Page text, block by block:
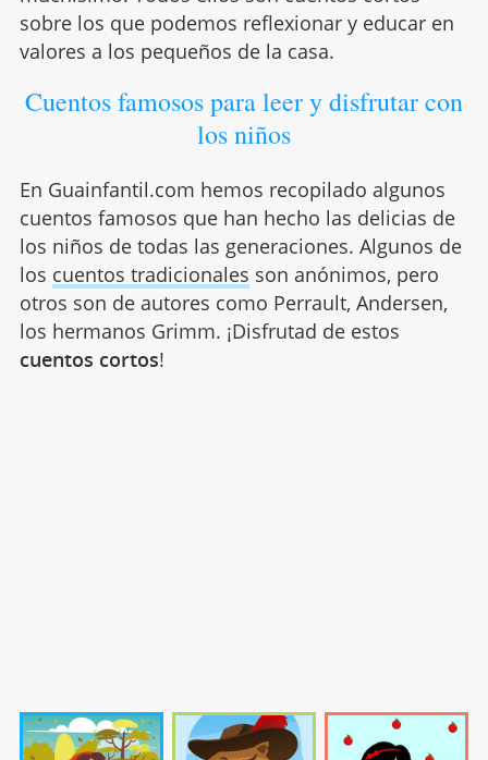
sobre los que podemos reflexionar y educar en
valores a los pequeños de la casa.
Cuentos famosos para leer y disfrutar con
los niños
En Guainfantil.com hemos recopilado algunos
cuentos famosos que han hecho las delicias de
los niños de todas las generaciones. Algunos de
los cuentos tradicionales son anónimos, pero
otros son de autores como Perrault, Andersen,
los hermanos Grimm. ¡Disfrutad de estos
cuentos cortos!